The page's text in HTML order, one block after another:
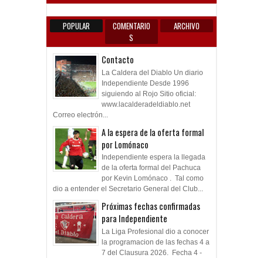
POPULAR
COMENTARIO
S
ARCHIVO
Contacto
La Caldera del Diablo Un diario
Independiente Desde 1996
siguiendo al Rojo Sitio oficial:
www.lacalderadeldiablo.net
Correo electrón...
A la espera de la oferta formal
por Lomónaco
Independiente espera la llegada
de la oferta formal del Pachuca
por Kevin Lomónaco . Tal como
dio a entender el Secretario General del Club...
Próximas fechas confirmadas
para Independiente
La Liga Profesional dio a conocer
la programacion de las fechas 4 a
7 del Clausura 2026. Fecha 4 -